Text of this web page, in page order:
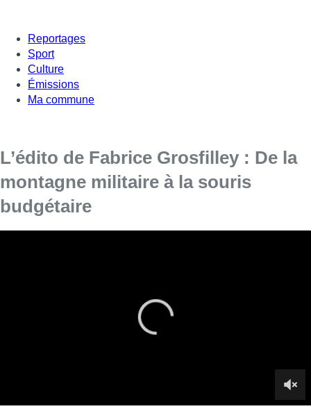
Reportages
Sport
Culture
Émissions
Ma commune
L’édito de Fabrice Grosfilley : De la
montagne militaire à la souris
budgétaire
moyens de le financer. Et que la montagne budgétaire qu’on
nous annonçait a finalement accouché d’une souris.
la Belgique
suivante. Ce sont les seules décisions prises à ce stade par la